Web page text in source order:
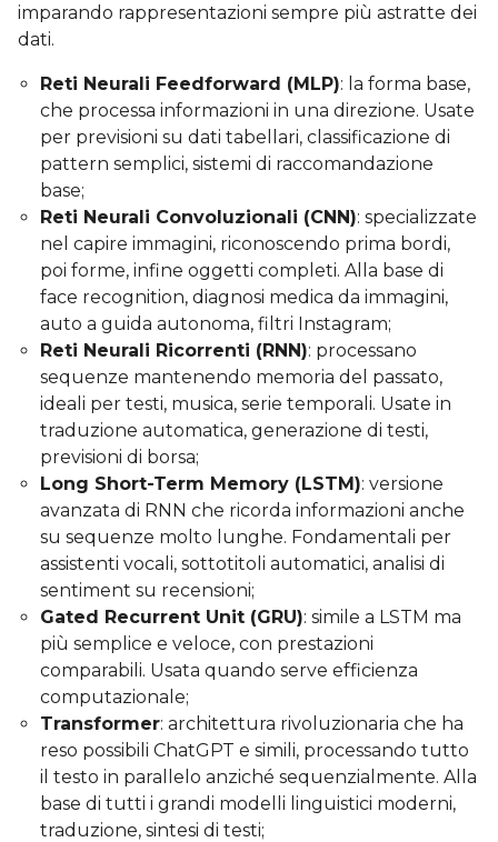
imparando rappresentazioni sempre più astratte dei
dati.
Reti Neurali Feedforward (MLP): la forma base,
che processa informazioni in una direzione. Usate
per previsioni su dati tabellari, classificazione di
pattern semplici, sistemi di raccomandazione
base;
Reti Neurali Convoluzionali (CNN): specializzate
nel capire immagini, riconoscendo prima bordi,
poi forme, infine oggetti completi. Alla base di
face recognition, diagnosi medica da immagini,
auto a guida autonoma, filtri Instagram;
Reti Neurali Ricorrenti (RNN): processano
sequenze mantenendo memoria del passato,
ideali per testi, musica, serie temporali. Usate in
traduzione automatica, generazione di testi,
previsioni di borsa;
Long Short-Term Memory (LSTM): versione
avanzata di RNN che ricorda informazioni anche
su sequenze molto lunghe. Fondamentali per
assistenti vocali, sottotitoli automatici, analisi di
sentiment su recensioni;
Gated Recurrent Unit (GRU): simile a LSTM ma
più semplice e veloce, con prestazioni
comparabili. Usata quando serve efficienza
computazionale;
Transformer: architettura rivoluzionaria che ha
reso possibili ChatGPT e simili, processando tutto
il testo in parallelo anziché sequenzialmente. Alla
base di tutti i grandi modelli linguistici moderni,
traduzione, sintesi di testi;